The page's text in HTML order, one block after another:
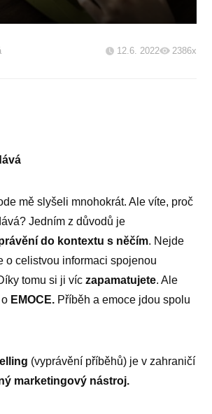
12.6. 2022 2386x
mě slyšeli mnohokrát. Ale víte, proč
Jedním z důvodů je
do kontextu s něčím. Nejde
o celistvou informaci spojenou
tomu si ji víczapamatujete. Ale
EMOCE. Příběh a emoce jdou spolu
(vyprávění příběhů) je v zahraničí
marketingový nástroj.